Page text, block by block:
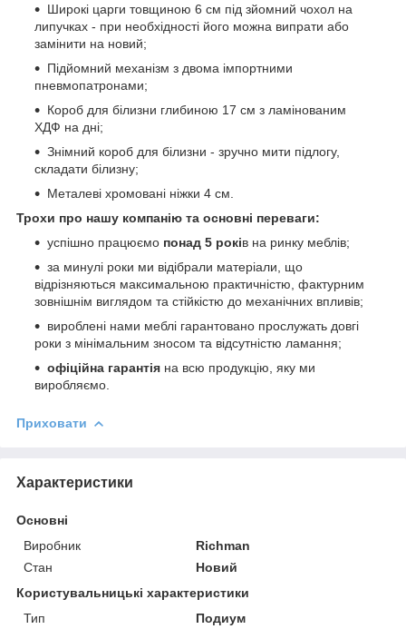
Широкі царги товщиною 6 см під зйомний чохол на
липучках - при необхідності його можна випрати або
замінити на новий;
Підйомний механізм з двома імпортними
пневмопатронами;
Короб для білизни глибиною 17 см з ламінованим
ХДФ на дні;
Знімний короб для білизни - зручно мити підлогу,
складати білизну;
Металеві хромовані ніжки 4 см.
Трохи про нашу компанію та основні переваги:
успішно працюємо понад 5 років на ринку меблів;
за минулі роки ми відібрали матеріали, що
відрізняються максимальною практичністю, фактурним
зовнішнім виглядом та стійкістю до механічних впливів;
вироблені нами меблі гарантовано прослужать довгі
роки з мінімальним зносом та відсутністю ламання;
офіційна гарантія на всю продукцію, яку ми
виробляємо.
Приховати
Характеристики
Основні
Виробник
Richman
Стан
Новий
Користувальницькі характеристики
Тип
Подиум